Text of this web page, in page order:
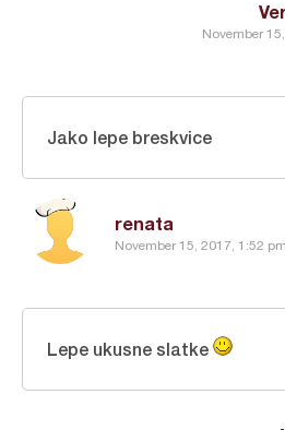
November
renata
November 15, 2017, 1:52 pm
Jako lepe breskvice
Lepe ukusne slatke